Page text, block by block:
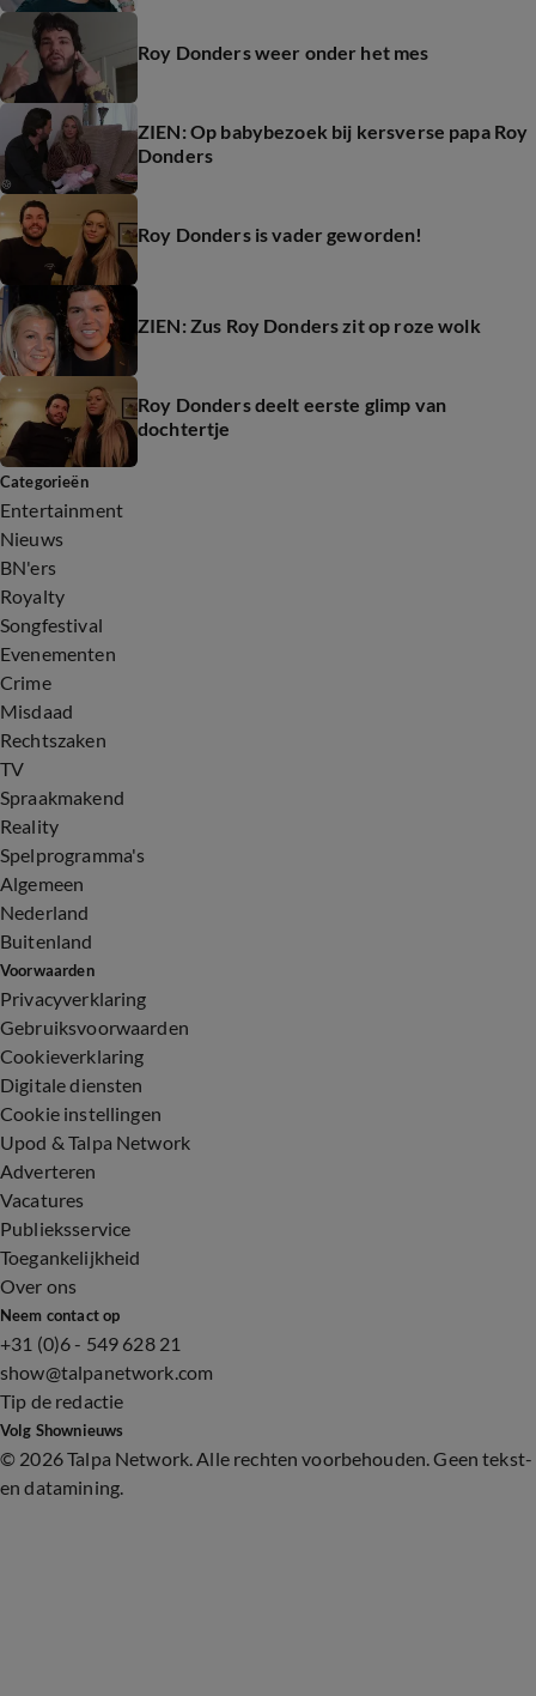
Roy Donders weer onder het mes
ZIEN: Op babybezoek bij kersverse papa Roy
Donders
Roy Donders is vader geworden!
ZIEN: Zus Roy Donders zit op roze wolk
Roy Donders deelt eerste glimp van
dochtertje
Categorieën
Entertainment
Nieuws
BN'ers
Royalty
Songfestival
Evenementen
Crime
Misdaad
Rechtszaken
TV
Spraakmakend
Reality
Spelprogramma's
Algemeen
Nederland
Buitenland
Voorwaarden
Privacyverklaring
Gebruiksvoorwaarden
Cookieverklaring
Digitale diensten
Cookie instellingen
Upod & Talpa Network
Adverteren
Vacatures
Publieksservice
Toegankelijkheid
Over ons
Neem contact op
+31 (0)6 - 549 628 21
show@talpanetwork.com
Tip de redactie
Volg Shownieuws
© 2026 Talpa Network. Alle rechten voorbehouden. Geen tekst-
en datamining.